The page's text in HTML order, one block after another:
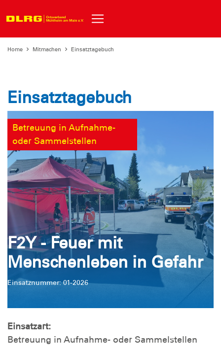
Home Mitmachen Einsatztagebuch
Einsatztagebuch
Betreuung in Aufnahme-
oder Sammelstellen
F2Y - Feuer mit
Menschenleben in Gefahr
Einsatznummer: 01-2026
Einsatzart:
Betreuung in Aufnahme- oder Sammelstellen